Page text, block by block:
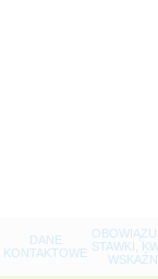
DANE
KONTAKTOWE STAWKI,